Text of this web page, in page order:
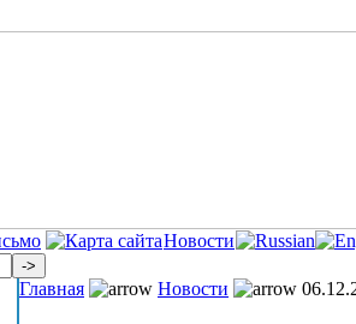
Новости
Главная Новости